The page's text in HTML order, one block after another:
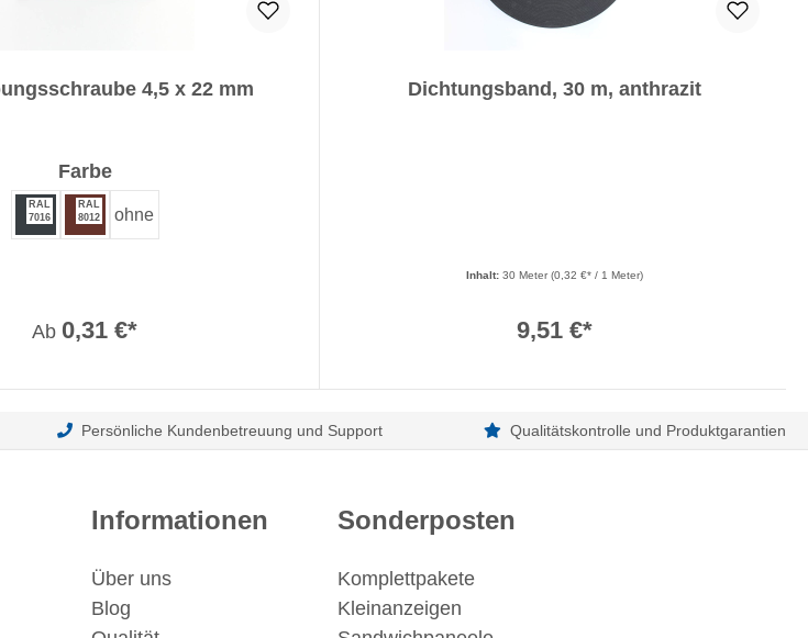
4,5 x 22 mm
Farbeauswählen
RAL
7016
RAL
8012
ohne
Ab 0,31 €*
Dichtungsband, 30 m, anthrazit
Inhalt: 30 Meter (0,32 €* / 1 Meter)
9,51 €*
Persönliche Kundenbetreuung und Support Qualitätskontrolle und Produktgarantien
Informationen
Über uns
Blog
Sonderposten
Komplettpakete
Kleinanzeigen